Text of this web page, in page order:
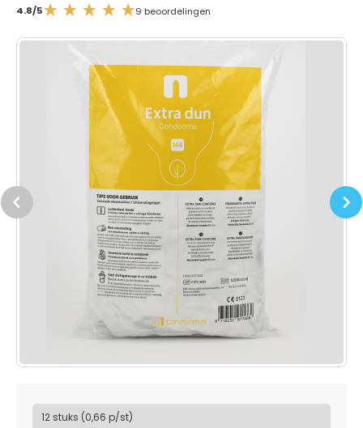
4.8/5 9 beoordelingen
Previous Next
12 stuks (0,66 p/st)